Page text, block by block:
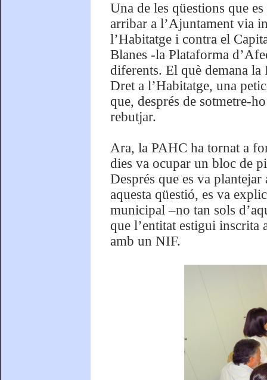
Una de les qüestions que
arribar a l’Ajuntament via
l’Habitatge i contra el
Blanes -la Plataforma
diferents. El què demana la
Dret a l’Habitatge, una
que, després de sotmetre-
rebutjar.
Ara, la PAHC ha tornat a
dies va ocupar un bloc de
Després que es va
aquesta qüestió, es va
municipal –no tan sols
que l’entitat estigui inscrita
amb un NIF.